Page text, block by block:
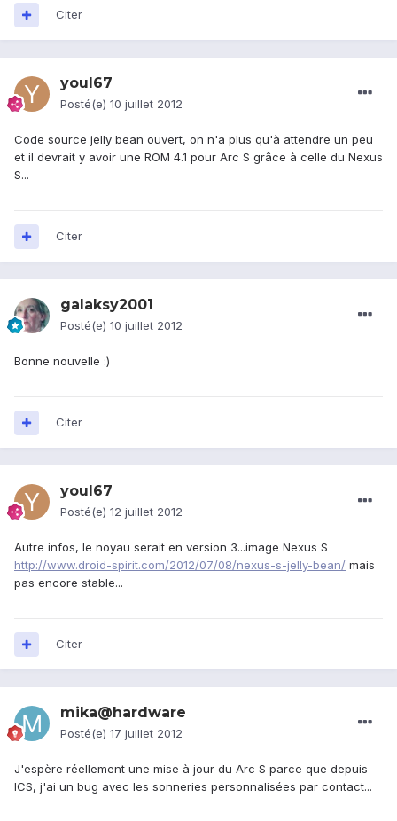
Citer
youl67
Posté(e) 10 juillet 2012
Code source jelly bean ouvert, on n'a plus qu'à attendre un peu
et il devrait y avoir une ROM 4.1 pour Arc S grâce à celle du Nexus
S...
Citer
galaksy2001
Posté(e) 10 juillet 2012
Bonne nouvelle :)
Citer
youl67
Posté(e) 12 juillet 2012
Autre infos, le noyau serait en version 3...image Nexus S
http://www.droid-spirit.com/2012/07/08/nexus-s-jelly-bean/ mais
pas encore stable...
Citer
mika@hardware
Posté(e) 17 juillet 2012
J'espère réellement une mise à jour du Arc S parce que depuis
ICS, j'ai un bug avec les sonneries personnalisées par contact...